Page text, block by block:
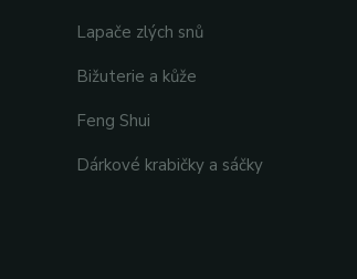
Lapače zlých snů
Bižuterie a kůže
Feng Shui
Dárkové krabičky a sáčky